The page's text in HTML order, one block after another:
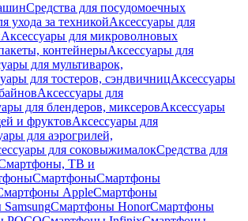
Средства для посудомоечных
ухода за техникойАксессуары для
Аксессуары для микроволновых
контейнерыАксессуары для
для мультиварок,
для тостеров, сэндвичницАксессуары
Аксессуары для
для блендеров, миксеровАксессуары
и фруктовАксессуары для
для аэрогрилей,
для соковыжималокСредства для
ТВ и
СмартфоныСмартфоны
AppleСмартфоны
Смартфоны HonorСмартфоны